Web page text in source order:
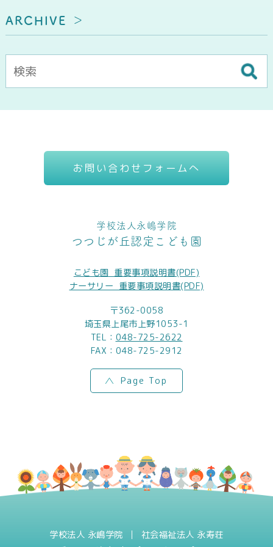
ARCHIVE
お問い合わせフォームへ
学校法人永嶋学院
つつじが丘認定こども園
こども園_重要事項説明書(PDF)
ナーサリー_重要事項説明書(PDF)
〒362-0058
埼玉県上尾市上野1053-1
TEL： 048-725-2622
FAX：048-725-2912
Page Top
学校法人 永嶋学院
社会福祉法人 永寿荘